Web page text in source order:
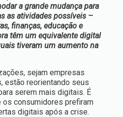
a grande mudança para
as atividades possíveis –
finanças, educação e
têm um equivalente digital
tiveram um aumento na
sejam empresas
estão reorientando seus
serem mais digitais. É
os consumidores prefiram
digitais após a crise.